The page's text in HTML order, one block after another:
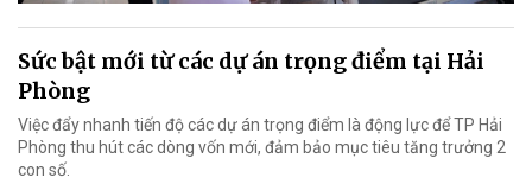
Sức bật mới từ các dự án trọng điểm tại Hải
Phòng
Việc đẩy nhanh tiến độ các dự án trọng điểm là động lực để TP Hải
Phòng thu hút các dòng vốn mới, đảm bảo mục tiêu tăng trưởng 2
con số.